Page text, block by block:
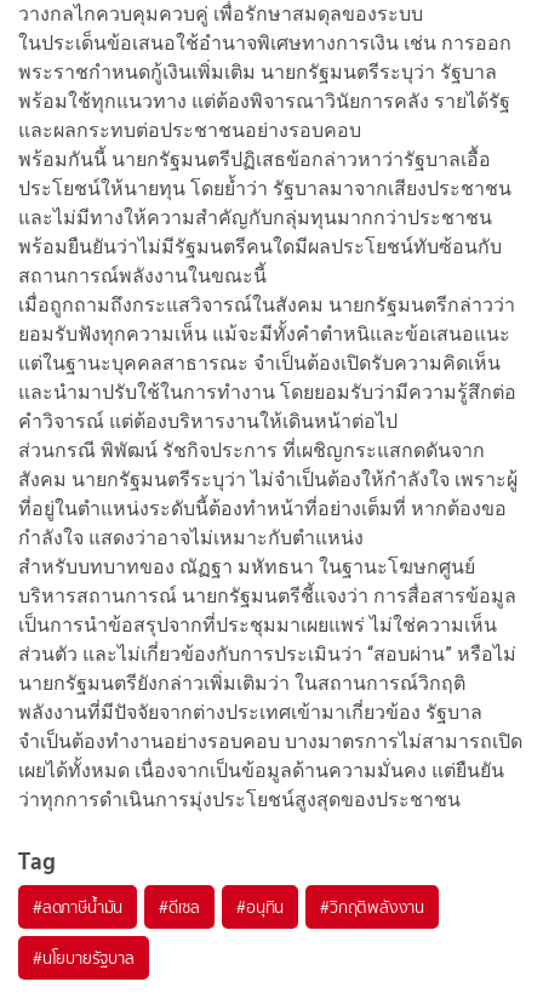
วางกลไกควบคุมควบคู่ เพื่อรักษาสมดุลของระบบ
ในประเด็นข้อเสนอใช้อำนาจพิเศษทางการเงิน เช่น การออก
พระราชกำหนดกู้เงินเพิ่มเติม นายกรัฐมนตรีระบุว่า รัฐบาล
พร้อมใช้ทุกแนวทาง แต่ต้องพิจารณาวินัยการคลัง รายได้รัฐ
และผลกระทบต่อประชาชนอย่างรอบคอบ
พร้อมกันนี้ นายกรัฐมนตรีปฏิเสธข้อกล่าวหาว่ารัฐบาลเอื้อ
ประโยชน์ให้นายทุน โดยย้ำว่า รัฐบาลมาจากเสียงประชาชน
และไม่มีทางให้ความสำคัญกับกลุ่มทุนมากกว่าประชาชน
พร้อมยืนยันว่าไม่มีรัฐมนตรีคนใดมีผลประโยชน์ทับซ้อนกับ
สถานการณ์พลังงานในขณะนี้
เมื่อถูกถามถึงกระแสวิจารณ์ในสังคม นายกรัฐมนตรีกล่าวว่า
ยอมรับฟังทุกความเห็น แม้จะมีทั้งคำตำหนิและข้อเสนอแนะ
แต่ในฐานะบุคคลสาธารณะ จำเป็นต้องเปิดรับความคิดเห็น
และนำมาปรับใช้ในการทำงาน โดยยอมรับว่ามีความรู้สึกต่อ
คำวิจารณ์ แต่ต้องบริหารงานให้เดินหน้าต่อไป
ส่วนกรณี พิพัฒน์ รัชกิจประการ ที่เผชิญกระแสกดดันจาก
สังคม นายกรัฐมนตรีระบุว่า ไม่จำเป็นต้องให้กำลังใจ เพราะผู้
ที่อยู่ในตำแหน่งระดับนี้ต้องทำหน้าที่อย่างเต็มที่ หากต้องขอ
กำลังใจ แสดงว่าอาจไม่เหมาะกับตำแหน่ง
สำหรับบทบาทของ ณัฏฐา มหัทธนา ในฐานะโฆษกศูนย์
บริหารสถานการณ์ นายกรัฐมนตรีชี้แจงว่า การสื่อสารข้อมูล
เป็นการนำข้อสรุปจากที่ประชุมมาเผยแพร่ ไม่ใช่ความเห็น
ส่วนตัว และไม่เกี่ยวข้องกับการประเมินว่า “สอบผ่าน” หรือไม่
นายกรัฐมนตรียังกล่าวเพิ่มเติมว่า ในสถานการณ์วิกฤติ
พลังงานที่มีปัจจัยจากต่างประเทศเข้ามาเกี่ยวข้อง รัฐบาล
จำเป็นต้องทำงานอย่างรอบคอบ บางมาตรการไม่สามารถเปิด
เผยได้ทั้งหมด เนื่องจากเป็นข้อมูลด้านความมั่นคง แต่ยืนยัน
ว่าทุกการดำเนินการมุ่งประโยชน์สูงสุดของประชาชน
Tag
#ลดภาษีน้ำมัน #ดีเซล #อนุทิน #วิกฤติพลังงาน
#นโยบายรัฐบาล